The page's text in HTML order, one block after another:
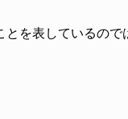
を表しているので